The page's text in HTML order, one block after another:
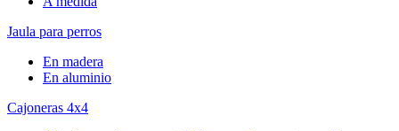
Jaula para perros
En madera
En aluminio
Cajoneras 4x4